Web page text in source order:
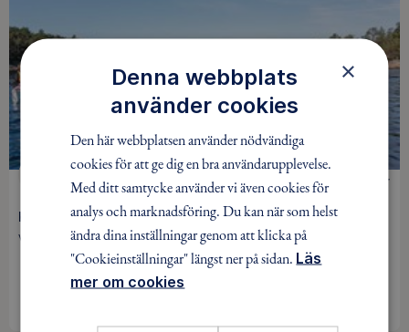
KAJAK 0 kr
Kvällstur kajak från Björnö Västerås
Västerås / 25 aug
BOKA
×
Denna webbplats
använder cookies
Den här webbplatsen använder nödvändiga
cookies för att ge dig en bra användarupplevelse.
Med ditt samtycke använder vi även cookies för
analys och marknadsföring. Du kan när som helst
ändra dina inställningar genom att klicka på
"Cookieinställningar" längst ner på sidan. Läs
mer om cookies